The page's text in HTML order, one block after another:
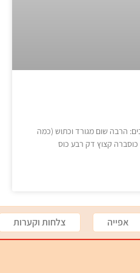
הרבה שום מגורד וכתוש (כמה
אפייה צלחות וקערות